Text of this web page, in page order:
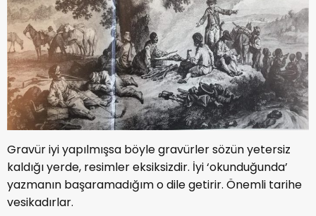
Gravür iyi yapılmışsa böyle gravürler sözün yetersiz
kaldığı yerde, resimler eksiksizdir. İyi ‘okunduğunda’
yazmanın başaramadığım o dile getirir. Önemli tarihe
vesikadırlar.